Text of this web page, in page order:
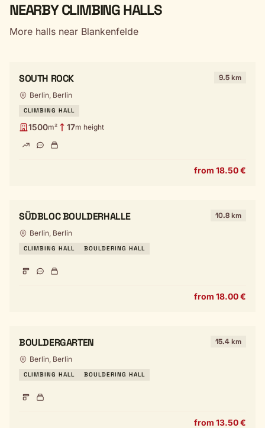
NEARBY CLIMBING HALLS
More halls near Blankenfelde
SOUTH ROCK 9.5 km
Berlin, Berlin
CLIMBING HALL
1500m² 17m height
from 18.50 €
SÜDBLOC BOULDERHALLE 10.8 km
Berlin, Berlin
CLIMBING HALL BOULDERING HALL
from 18.00 €
BOULDERGARTEN 15.4 km
Berlin, Berlin
CLIMBING HALL BOULDERING HALL
from 13.50 €